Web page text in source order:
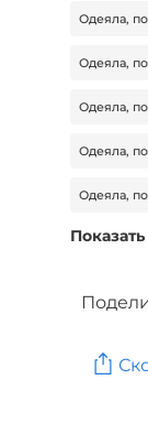
Одеяла,
Одеяла,
Одеяла,
Одеяла,
Одеяла,
Одеяла,
Одеяла,